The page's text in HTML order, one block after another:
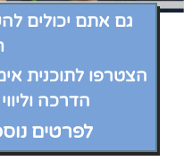
גם אתם יכולים
הצטרפו לתוכנית
הדרכה
לפרטים